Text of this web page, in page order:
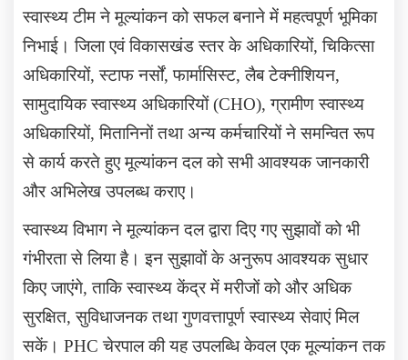
स्वास्थ्य टीम ने मूल्यांकन को सफल बनाने में महत्वपूर्ण भूमिका
निभाई। जिला एवं विकासखंड स्तर के अधिकारियों,चिकित्सा
अधिकारियों,स्टाफ नर्सों,फार्मासिस्ट,लैब टेक्नीशियन,
सामुदायिक स्वास्थ्य अधिकारियों (CHO),ग्रामीण स्वास्थ्य
अधिकारियों,मितानिनों तथा अन्य कर्मचारियों ने समन्वित रूप
से कार्य करते हुए मूल्यांकन दल को सभी आवश्यक जानकारी
और अभिलेख उपलब्ध कराए।
स्वास्थ्य विभाग ने मूल्यांकन दल द्वारा दिए गए सुझावों को भी
गंभीरता से लिया है। इन सुझावों के अनुरूप आवश्यक सुधार
किए जाएंगे,ताकि स्वास्थ्य केंद्र में मरीजों को और अधिक
सुरक्षित,सुविधाजनक तथा गुणवत्तापूर्ण स्वास्थ्य सेवाएं मिल
सकें। PHCचेरपाल की यह उपलब्धि केवल एक मूल्यांकन तक